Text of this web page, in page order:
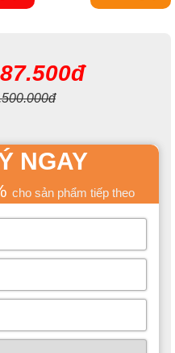
NGAY
cho sản phẩm tiếp theo